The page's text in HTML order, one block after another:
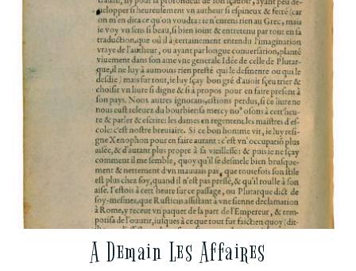
A Demain Les Affaires